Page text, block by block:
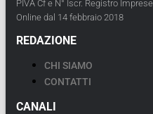
PIVA Cf e N° Iscr. Registro
Online dal 14 febbraio 2018
REDAZIONE
CHI SIAMO
CONTATTI
CANALI